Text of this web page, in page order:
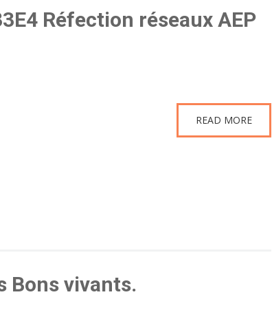
Réfection réseaux AEP
READ MORE
Bons vivants.